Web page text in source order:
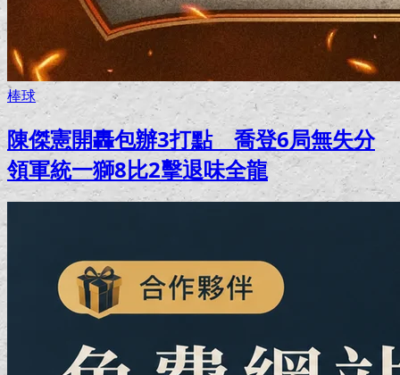
棒球
陳傑憲開轟包辦3打點 喬登6局無失分
領軍統一獅8比2擊退味全龍